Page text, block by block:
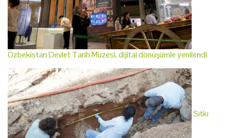
Özbekistan Devlet Tarih Müzesi, dijital dönüşümle yenilendi
Sıtkı